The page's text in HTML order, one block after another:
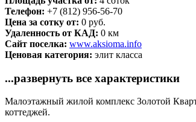
Телефон: +7 (812) 956-56-70
Цена за сотку от: 0 руб.
Удаленность от КАД: 0 км
Сайт поселка: www.aksioma.info
Ценовая категория: элит класса
...развернуть все характеристики
Малоэтажный жилой комплекс Золотой
коттеджей.